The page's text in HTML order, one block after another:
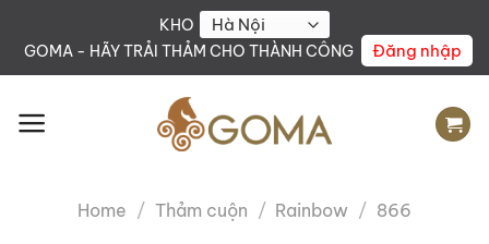
KHO
GOMA - HÃY TRẢI THẢM CHO THÀNH CÔNG
Đăng nhập
Home / Thảm cuộn / Rainbow / 866